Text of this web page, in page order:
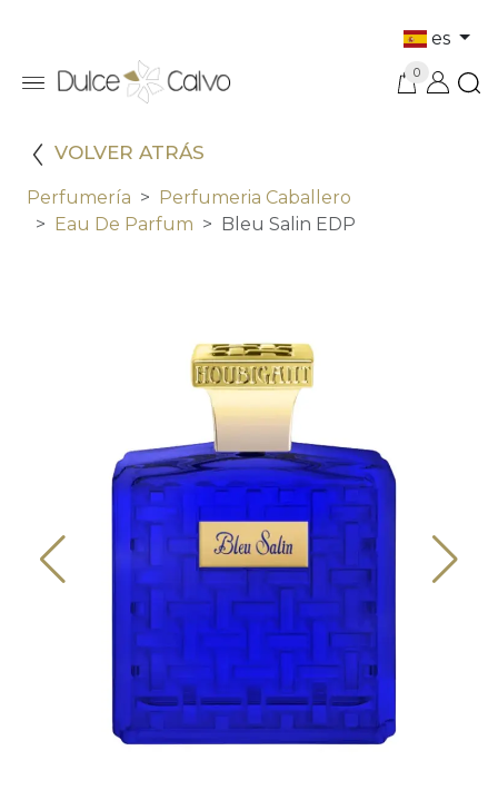
es
0
VOLVER ATRÁS
Perfumería
Perfumeria Caballero
Eau De Parfum
Bleu Salin EDP